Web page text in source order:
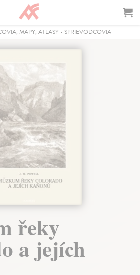
MAPY, ATLASY - SPRIEVODCOVIA
řeky
a jejích